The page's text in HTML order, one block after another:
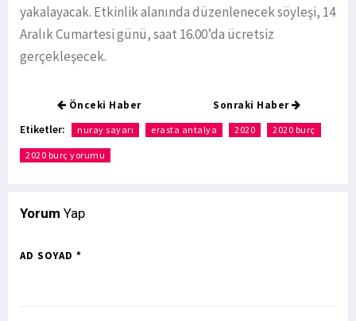
yakalayacak. Etkinlik alanında düzenlenecek söyleşi, 14
Aralık Cumartesi günü, saat 16.00’da ücretsiz
gerçekleşecek.
Önceki Haber Sonraki Haber
Etiketler: nuray sayarı erasta antalya 2020 2020 burç
2020 burç yorumu
Yorum Yap
AD SOYAD *